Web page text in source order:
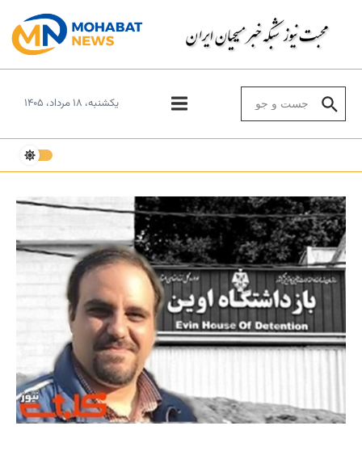
یکشنبه، ۱۸ مرداد، ۱۴۰۵